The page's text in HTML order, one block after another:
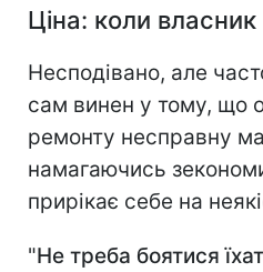
Ціна: коли
Несподівано, але
сам винен у тому, що
ремонту несправну
намагаючись
прирікає себе на
"Не треба боятися